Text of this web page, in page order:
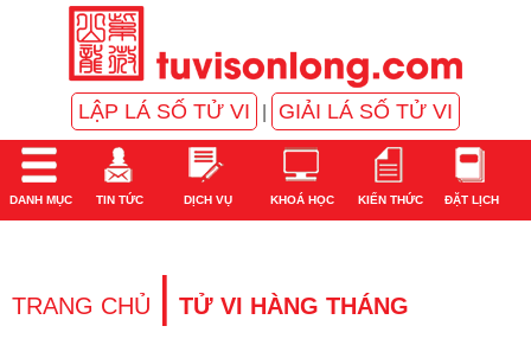
LẬP LÁ SỐ TỬ VI GIẢI LÁ SỐ TỬ VI
DANH MỤC TIN TỨC DỊCH VỤ KHOÁ HỌC KIẾN THỨC ĐẶT LỊCH
TRANG CHỦ | TỬ VI HÀNG THÁNG